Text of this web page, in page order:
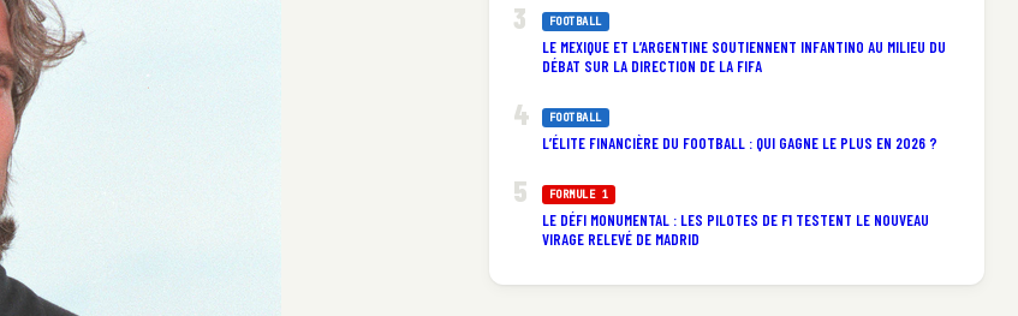
FOOTBALL
LE MEXIQUE ET L’ARGENTINE SOUTIENNENT INFANTINO AU MILIEU DU
DÉBAT SUR LA DIRECTION DE LA FIFA
FOOTBALL
L’ÉLITE FINANCIÈRE DU FOOTBALL : QUI GAGNE LE PLUS EN 2026 ?
FORMULE 1
LE DÉFI MONUMENTAL : LES PILOTES DE F1 TESTENT LE NOUVEAU
VIRAGE RELEVÉ DE MADRID